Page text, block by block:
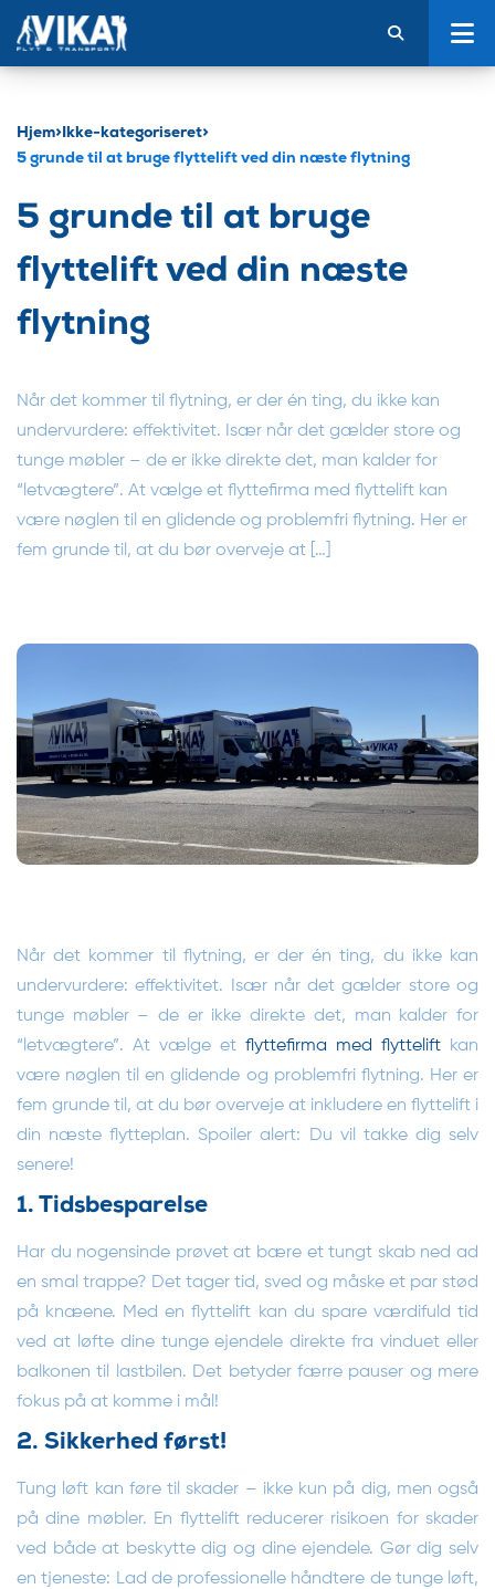
Hjem>Ikke-kategoriseret>
5 grunde til at bruge flyttelift ved din næste flytning
5 grunde til at bruge
flyttelift ved din næste
flytning
Når det kommer til flytning, er der én ting, du ikke kan
undervurdere: effektivitet. Især når det gælder store og
tunge møbler – de er ikke direkte det, man kalder for
“letvægtere”. At vælge et flyttefirma med flyttelift kan
være nøglen til en glidende og problemfri flytning. Her er
fem grunde til, at du bør overveje at […]
Når det kommer til flytning, er der én ting, du ikke kan
undervurdere: effektivitet. Især når det gælder store og
tunge møbler – de er ikke direkte det, man kalder for
“letvægtere”. At vælge et flyttefirma med flyttelift kan
være nøglen til en glidende og problemfri flytning. Her er
fem grunde til, at du bør overveje at inkludere en flyttelift i
din næste flytteplan. Spoiler alert: Du vil takke dig selv
senere!
1. Tidsbesparelse
Har du nogensinde prøvet at bære et tungt skab ned ad
en smal trappe? Det tager tid, sved og måske et par stød
på knæene. Med en flyttelift kan du spare værdifuld tid
ved at løfte dine tunge ejendele direkte fra vinduet eller
balkonen til lastbilen. Det betyder færre pauser og mere
fokus på at komme i mål!
2. Sikkerhed først!
Tung løft kan føre til skader – ikke kun på dig, men også
på dine møbler. En flyttelift reducerer risikoen for skader
ved både at beskytte dig og dine ejendele. Gør dig selv
en tjeneste: Lad de professionelle håndtere de tunge løft,